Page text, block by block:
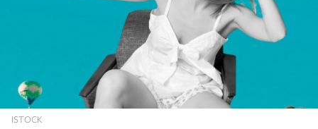
ISTOCK